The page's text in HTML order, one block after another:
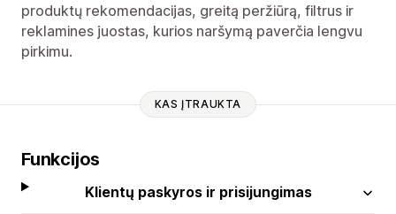
produktų rekomendacijas, greitą peržiūrą, filtrus ir
reklamines juostas, kurios naršymą paverčia lengvu
pirkimu.
KAS ĮTRAUKTA
Funkcijos
Klientų paskyros ir prisijungimas